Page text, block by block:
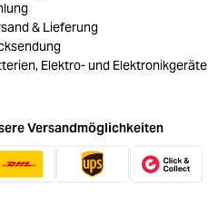
& Lieferung
Elektro- und Elektronikgeräte
Versandmöglichkeiten